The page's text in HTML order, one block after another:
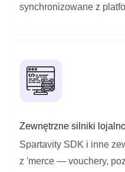
synchronizowane z
Zewnętrzne silniki
Spartavity SDK i inne
z 'merce — vouchery,